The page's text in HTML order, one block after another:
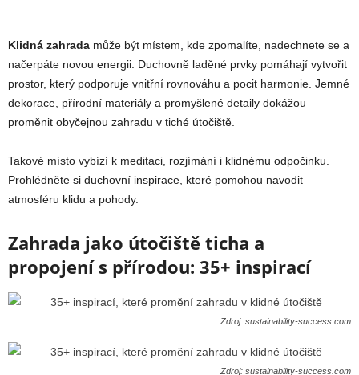
Klidná zahrada může být místem, kde zpomalíte, nadechnete se a
načerpáte novou energii. Duchovně laděné prvky pomáhají vytvořit
prostor, který podporuje vnitřní rovnováhu a pocit harmonie. Jemné
dekorace, přírodní materiály a promyšlené detaily dokážou
proměnit obyčejnou zahradu v tiché útočiště.
Takové místo vybízí k meditaci, rozjímání i klidnému odpočinku.
Prohlédněte si duchovní inspirace, které pomohou navodit
atmosféru klidu a pohody.
Zahrada jako útočiště ticha a
propojení s přírodou: 35+ inspirací
Zdroj: sustainability-success.com
Zdroj: sustainability-success.com